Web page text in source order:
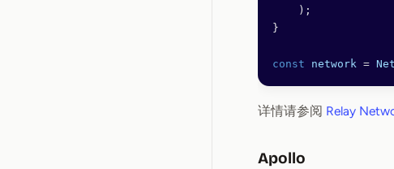
    );
}
const network =
详情请参阅 Relay
Apollo